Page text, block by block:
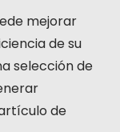
mejorar
de su
selección de
de